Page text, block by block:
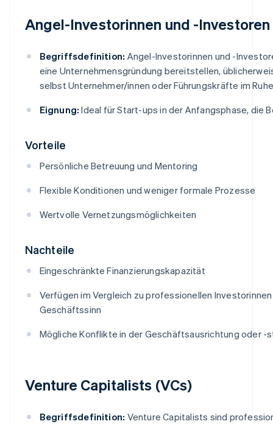
Angel-Investorinnen und -Investoren
Begriffsdefinition: Angel-Investorinnen und -
eine Unternehmensgründung bereitstellen,
selbst Unternehmer/innen oder Führungskräfte im
Eignung: Ideal für Start-ups in der Anfangsphase, die
Vorteile
Persönliche Betreuung und Mentoring
Flexible Konditionen und weniger formale Prozesse
Wertvolle Vernetzungsmöglichkeiten
Nachteile
Eingeschränkte Finanzierungskapazität
Verfügen im Vergleich zu professionellen
Geschäftssinn
Mögliche Konflikte in der Geschäftsausrichtung oder -
Venture Capitalists (VCs)
Begriffsdefinition: Venture Capitalists sind